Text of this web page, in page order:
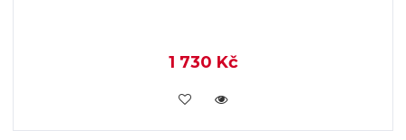
1 730 Kč
KOUPIT